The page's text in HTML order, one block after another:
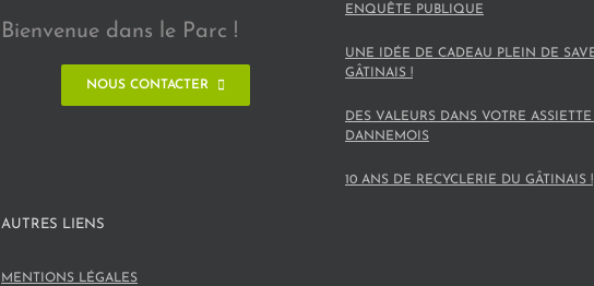
Bienvenue dans le Parc !
NOUS CONTACTER
ENQUÊTE PUBLIQUE
UNE IDÉE DE CADEAU PLEIN DE
GÂTINAIS !
DES VALEURS DANS VOTRE
DANNEMOIS
10 ANS DE RECYCLERIE DU GÂTINAIS !
AUTRES LIENS
MENTIONS LÉGALES